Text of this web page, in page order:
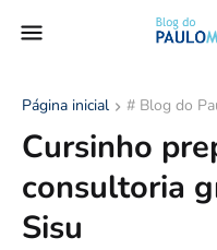
Página inicial # Blog do
Cursinho
consultoria
Sisu